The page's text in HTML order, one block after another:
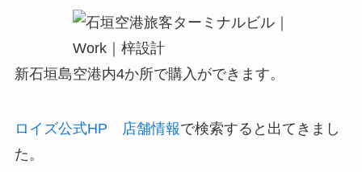
新石垣島空港内4か所で購入ができます。
ロイズ公式HP 店舗情報で検索すると出てきまし
た。